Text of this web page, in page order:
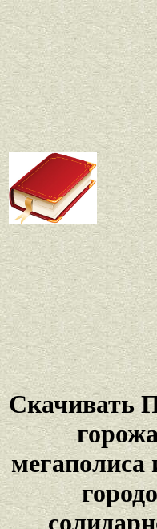
Скачивать